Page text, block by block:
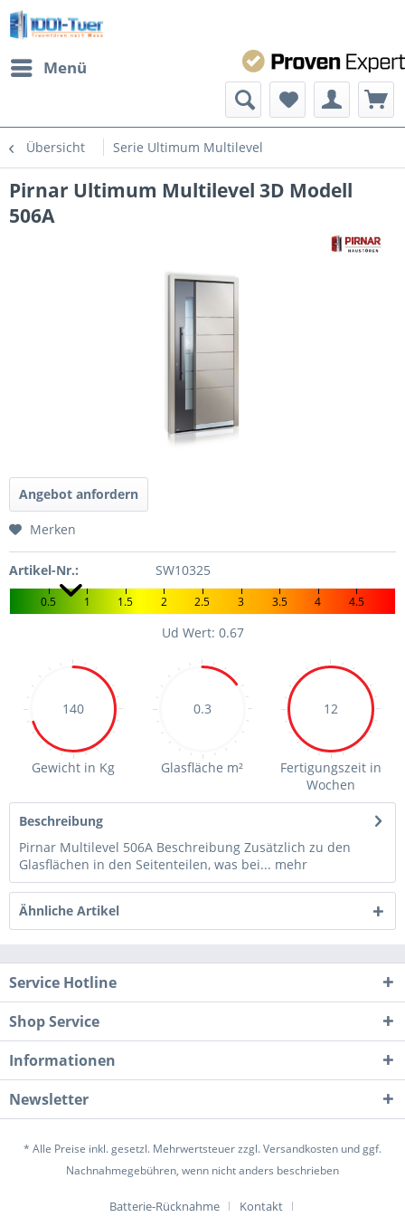
Menü
Übersicht Serie Ultimum Multilevel
Pirnar Ultimum Multilevel 3D Modell
506A
Angebot anfordern
Merken
Artikel-Nr.: SW10325
0.5 1 1.5 2 2.5 3 3.5 4 4.5
Ud Wert: 0.67
140
Gewicht in Kg
0.3
Glasfläche m²
12
Fertigungszeit in
Wochen
Beschreibung
Pirnar Multilevel 506A Beschreibung Zusätzlich zu den
Glasflächen in den Seitenteilen, was bei... mehr
Ähnliche Artikel
Service Hotline
Shop Service
Informationen
Newsletter
* Alle Preise inkl. gesetzl. Mehrwertsteuer zzgl.Versandkosten und ggf.
Nachnahmegebühren, wenn nicht anders beschrieben
Batterie-Rücknahme Kontakt